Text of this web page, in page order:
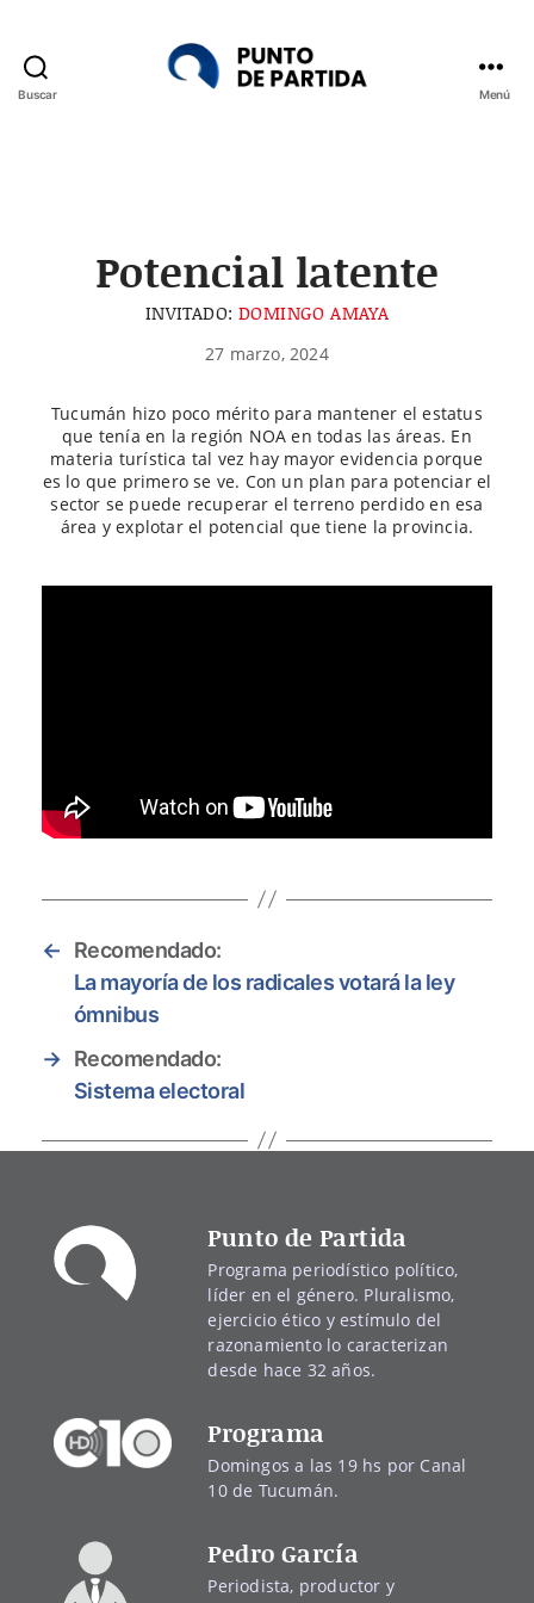
Buscar Menú
Potencial latente
INVITADO: DOMINGO AMAYA
27 marzo, 2024
Tucumán hizo poco mérito para mantener el estatus
que tenía en la región NOA en todas las áreas. En
materia turística tal vez hay mayor evidencia porque
es lo que primero se ve. Con un plan para potenciar el
sector se puede recuperar el terreno perdido en esa
área y explotar el potencial que tiene la provincia.
←
Recomendado:
La mayoría de los radicales votará la ley
ómnibus
→ Recomendado:
Sistema electoral
Punto de Partida
Programa periodístico político,
líder en el género. Pluralismo,
ejercicio ético y estímulo del
razonamiento lo caracterizan
desde hace 32 años.
Programa
Domingos a las 19 hs por Canal
10 de Tucumán.
Pedro García
Periodista, productor y